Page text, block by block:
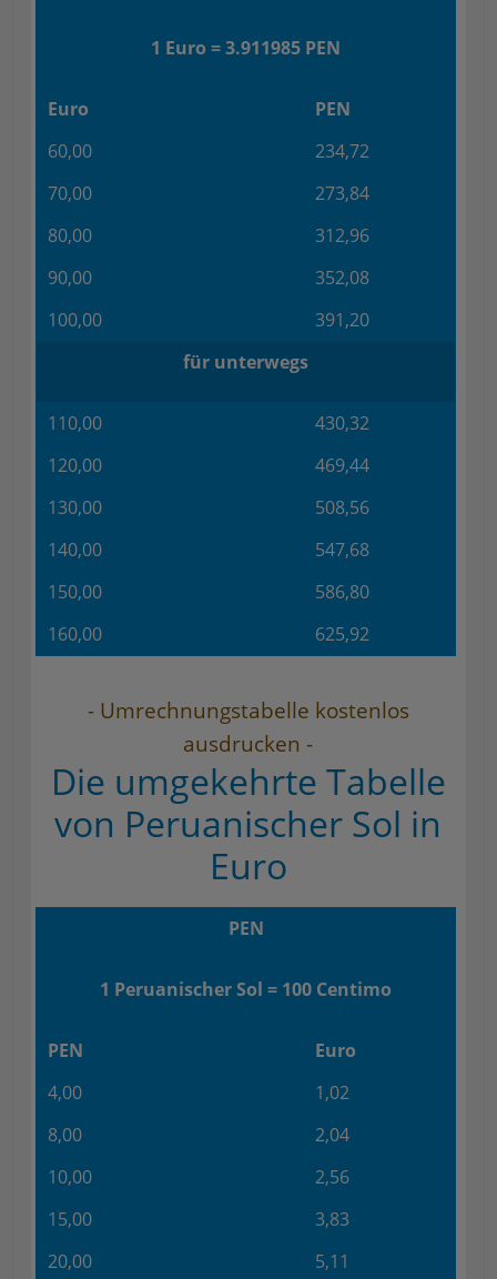
1 Euro = 3.911985 PEN
Euro
PEN
60,00
234,72
70,00
273,84
80,00
312,96
90,00
352,08
100,00
391,20
für unterwegs
110,00
430,32
120,00
469,44
130,00
508,56
140,00
547,68
150,00
586,80
160,00
625,92
- Umrechnungstabelle kostenlos
ausdrucken -
Die umgekehrte Tabelle
von Peruanischer Sol in
Euro
PEN
1 Peruanischer Sol = 100 Centimo
PEN
Euro
4,00
1,02
8,00
2,04
10,00
2,56
15,00
3,83
20,00
5,11